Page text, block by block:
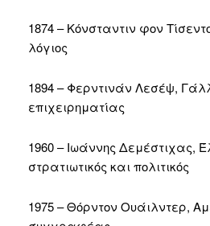
1874 – Κόνσταντιν φον
λόγιος
1894 – Φερντινάν Λεσέψ,
επιχειρηματίας
1960 – Ιωάννης Δεμέστιχας,
στρατιωτικός και πολιτικός
1975 – Θόρντον Ουάιλντερ,